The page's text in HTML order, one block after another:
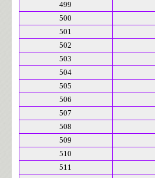
499
500
501
502
503
504
505
506
507
508
509
510
511